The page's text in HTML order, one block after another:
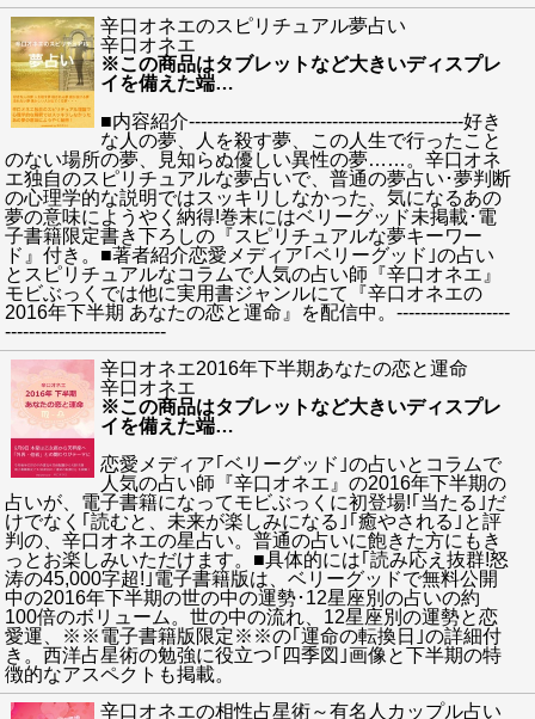
辛口オネエのスピリチュアル夢占い
辛口オネエ
※この商品はタブレットなど大きいディスプレ
イを備えた端…
■内容紹介----------------------------------------------好き
な人の夢、人を殺す夢、この人生で行ったこと
のない場所の夢、見知らぬ優しい異性の夢……。辛口オネ
エ独自のスピリチュアルな夢占いで、普通の夢占い･夢判断
の心理学的な説明ではスッキリしなかった、気になるあの
夢の意味にようやく納得!巻末にはベリーグッド未掲載･電
子書籍限定書き下ろしの『スピリチュアルな夢キーワー
ド』付き。■著者紹介恋愛メディア｢ベリーグッド｣の占い
とスピリチュアルなコラムで人気の占い師『辛口オネエ』
モビぶっくでは他に実用書ジャンルにて『辛口オネエの
2016年下半期 あなたの恋と運命』を配信中。-------------------
---------------------------
辛口オネエ2016年下半期あなたの恋と運命
辛口オネエ
※この商品はタブレットなど大きいディスプレ
イを備えた端…
恋愛メディア｢ベリーグッド｣の占いとコラムで
人気の占い師『辛口オネエ』の2016年下半期の
占いが、電子書籍になってモビぶっくに初登場!｢当たる｣だ
けでなく｢読むと、未来が楽しみになる｣｢癒やされる｣と評
判の、辛口オネエの星占い。普通の占いに飽きた方にもき
っとお楽しみいただけます。■具体的には｢読み応え抜群!怒
涛の45,000字超!｣電子書籍版は、ベリーグッドで無料公開
中の2016年下半期の世の中の運勢･12星座別の占いの約
100倍のボリューム。世の中の流れ、12星座別の運勢と恋
愛運、※※電子書籍版限定※※の｢運命の転換日｣の詳細付
き。西洋占星術の勉強に役立つ｢四季図｣画像と下半期の特
徴的なアスペクトも掲載。
辛口オネエの相性占星術～有名人カップル占い